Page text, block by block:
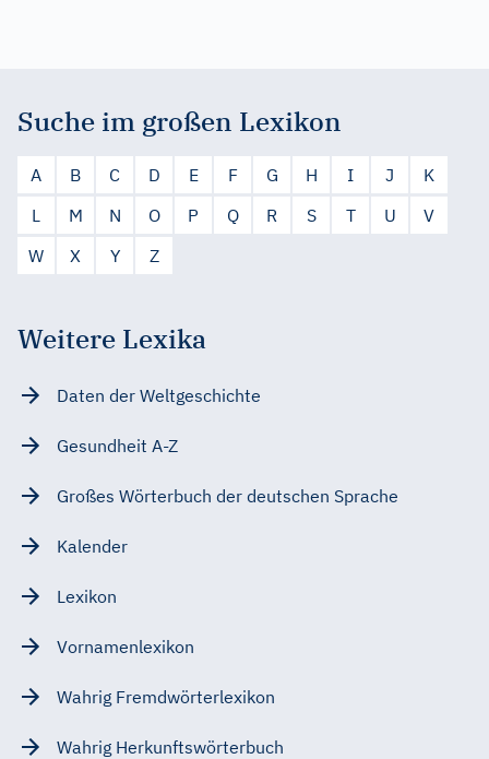
Suche im großen Lexikon
A B C D E F G H I J
K
L
M N O P Q R S T U
V
W
X Y Z
Weitere Lexika
Daten der Weltgeschichte
Gesundheit A-Z
Großes Wörterbuch der deutschen Sprache
Kalender
Lexikon
Vornamenlexikon
Wahrig Fremdwörterlexikon
Wahrig Herkunftswörterbuch